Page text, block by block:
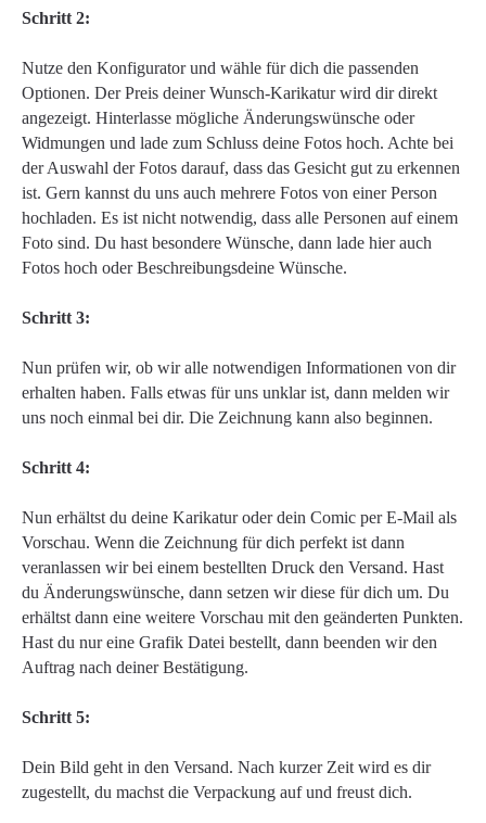
Schritt 2:
Nutze den Konfigurator und wähle für dich die passenden
Optionen. Der Preis deiner Wunsch-Karikatur wird dir direkt
angezeigt. Hinterlasse mögliche Änderungswünsche oder
Widmungen und lade zum Schluss deine Fotos hoch. Achte bei
der Auswahl der Fotos darauf, dass das Gesicht gut zu erkennen
ist. Gern kannst du uns auch mehrere Fotos von einer Person
hochladen. Es ist nicht notwendig, dass alle Personen auf einem
Foto sind. Du hast besondere Wünsche, dann lade hier auch
Fotos hoch oder Beschreibungsdeine Wünsche.
Schritt 3:
Nun prüfen wir, ob wir alle notwendigen Informationen von dir
erhalten haben. Falls etwas für uns unklar ist, dann melden wir
uns noch einmal bei dir. Die Zeichnung kann also beginnen.
Schritt 4:
Nun erhältst du deine Karikatur oder dein Comic per E-Mail als
Vorschau. Wenn die Zeichnung für dich perfekt ist dann
veranlassen wir bei einem bestellten Druck den Versand. Hast
du Änderungswünsche, dann setzen wir diese für dich um. Du
erhältst dann eine weitere Vorschau mit den geänderten Punkten.
Hast du nur eine Grafik Datei bestellt, dann beenden wir den
Auftrag nach deiner Bestätigung.
Schritt 5:
Dein Bild geht in den Versand. Nach kurzer Zeit wird es dir
zugestellt, du machst die Verpackung auf und freust dich.